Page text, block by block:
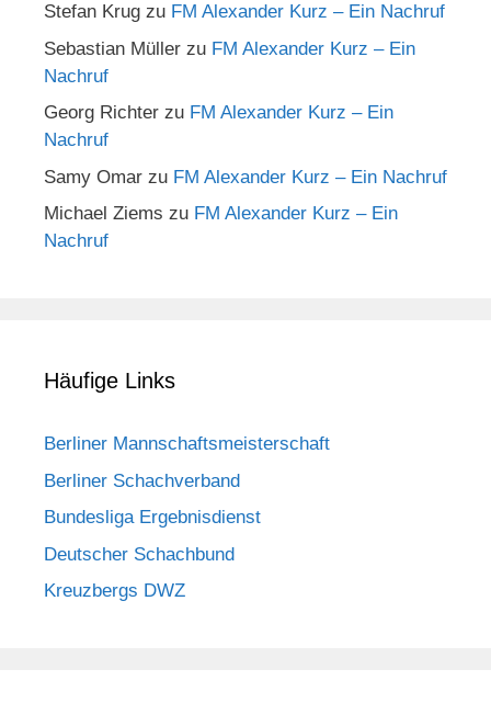
Stefan Krug zu FM Alexander Kurz – Ein Nachruf
Sebastian Müller zu FM Alexander Kurz – Ein
Nachruf
Georg Richter zu FM Alexander Kurz – Ein
Nachruf
Samy Omar zu FM Alexander Kurz – Ein Nachruf
Michael Ziems zu FM Alexander Kurz – Ein
Nachruf
Häufige Links
Berliner Mannschaftsmeisterschaft
Berliner Schachverband
Bundesliga Ergebnisdienst
Deutscher Schachbund
Kreuzbergs DWZ